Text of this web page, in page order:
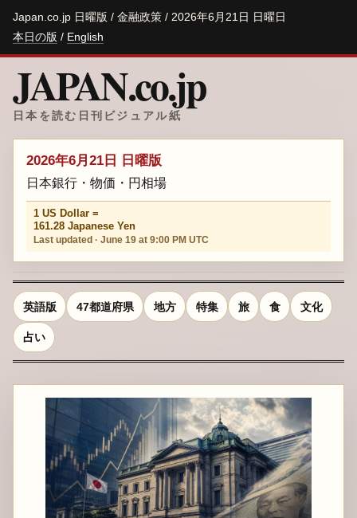
Japan.co.jp 日曜版 / 金融政策 / 2026年6月21日 日曜日
本日の版 / English
JAPAN.co.jp
日本を読む日刊ビジュアル紙
2026年6月21日 日曜版
日本銀行・物価・円相場
1 US Dollar =
161.28 Japanese Yen
Last updated · June 19 at 9:00 PM UTC
英語版 47都道府県 地方 特集 旅 食 文化
占い